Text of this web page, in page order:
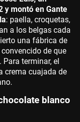
y montó en Gante
: paella, croquetas,
a los belgas cada
una fábrica de
de que
terminar, el
crema cuajada de
blanco